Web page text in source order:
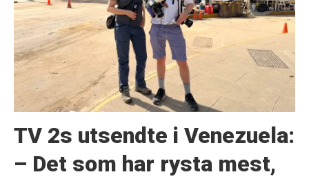
TV 2s utsendte i Venezuela:
– Det som har rysta mest,